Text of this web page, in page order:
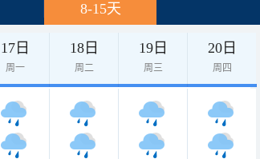
8-15天
17日
周一
18日
周二
19日
周三
20日
周四